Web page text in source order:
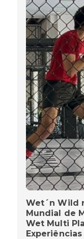
Wet´n Wild
Mundial de
Wet Multi
Experiências